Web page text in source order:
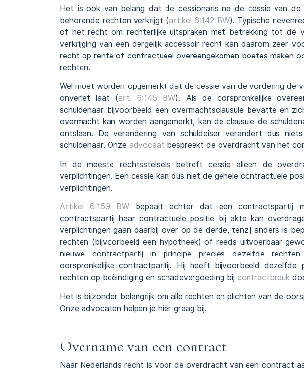
Het is ook van belang dat de cessionaris na de cessie van
behorende rechten verkrijgt (artikel 6:142 BW). Typische
of het recht om rechterlijke uitspraken met betrekking tot de
verkrijging van een dergelijk accessoir recht kan daarom zeer
recht op rente of contractueel overeengekomen boetes maken
rechten.
Wel moet worden opgemerkt dat de cessie van de vordering de
onverlet laat (art. 6:145 BW). Als de oorspronkelijke
schuldenaar bijvoorbeeld een overmachtsclausule bevatte en
overmacht kan worden aangemerkt, kan de clausule de
ontslaan. De verandering van schuldeiser verandert dus
schuldenaar. Onze advocaat bespreekt de overdracht van het
In de meeste rechtsstelsels betreft cessie alleen de
verplichtingen. Een cessie kan dus niet de gehele contractuele
verplichtingen.
Artikel 6:159 BW bepaalt echter dat een contractspartij
contractspartij haar contractuele positie bij akte kan
verplichtingen gaan daarbij over op de derde, tenzij anders is
rechten (bijvoorbeeld een hypotheek) of reeds uitvoerbaar
nieuwe contractpartij in principe precies dezelfde
oorspronkelijke contractpartij. Hij heeft bijvoorbeeld dezelfde
rechten op beëindiging en schadevergoeding bij contractbreuk
Het is bijzonder belangrijk om alle rechten en plichten van de
Onze advocaten helpen je hier graag bij.
Overname van een contract
Naar Nederlands recht is voor de overdracht van een contract